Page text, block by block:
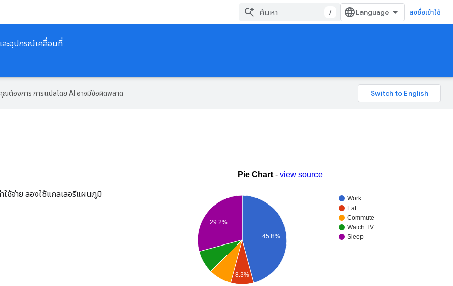
/ ลงชื่อเข้าใช้
ละอุปกรณ์เคลื่อนที่
คุณต้องการ การแปลโดย AI อาจมีข้อผิดพลาด
ใช้จ่าย ลองใช้แกลเลอรีแผนภูมิ